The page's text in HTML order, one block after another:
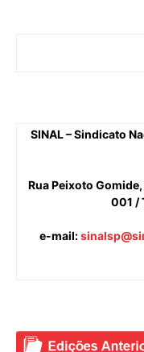
SINAL – Sindicato
Rua Peixoto
001 /
e-mail: